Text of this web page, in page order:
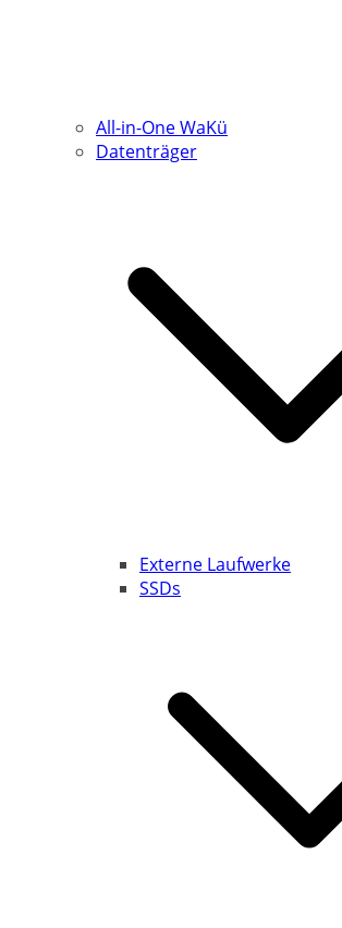
All-in-One WaKü
Datenträger
Externe Laufwerke
SSDs